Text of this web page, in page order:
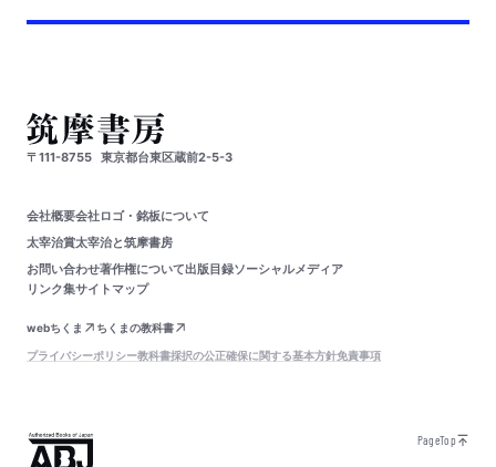
〒111-8755 東京都台東区蔵前2-5-3
会社概要会社ロゴ・銘板について
太宰治賞太宰治と筑摩書房
お問い合わせ著作権について出版目録ソーシャルメディア
リンク集サイトマップ
webちくま
ちくまの教科書
プライバシーポリシー教科書採択の公正確保に関する基本方針免責事項
PageTop